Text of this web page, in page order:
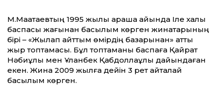
М.Мақатаевтың 1995 жылы қараша айында Іле халық
баспасы жағынан басылым көрген жинақтарының
бірі – «Жылап қайттым өмірдің базарынан» атты
жыр топтамасы. Бұл топтаманы баспаға Қайрат
Нәбиұлы мен Ұланбек Қабдоллаұлы дайындаған
екен. Жинақ 2009 жылға дейін 3 рет қайталай
басылым көрген.